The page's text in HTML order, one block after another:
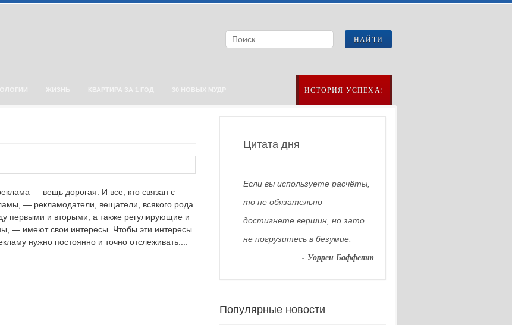
ЖИЗНЬ КВАРТИРА ЗА 1 ГОД 30 НОВЫХ МУДР ИСТОРИЯ УСПЕХА!
— вещь дорогая. И все, кто связан с
— рекламодатели, вещатели, всякого рода
первыми и вторыми, а также регулирующие и
— имеют свои интересы. Чтобы эти интересы
нужно постоянно и точно отслеживать....
Цитата дня
Если вы используете расчёты,
то не обязательно
достигнете вершин, но зато
не погрузитесь в безумие.
- Уоррен Баффетт
Популярные новости